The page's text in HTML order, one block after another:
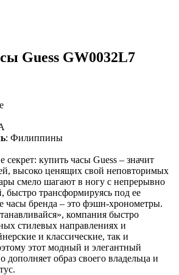
Guess GW0032L7
: Филиппины
купить часы Guess – значит
высоко ценящих свой неповторимых
смело шагают в ногу с непрерывно
трансформируясь под ее
часы бренда – это фэшн-хронометры.
компания быстро
стилевых направлениях и
и классические, так и
этот модный и элегантный
дополняет образ своего владельца и